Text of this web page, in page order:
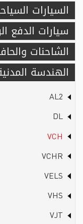
السيارات
سيارات الدفع
الشاحنات
الهندسة
AL2
DL
VCH
VCHR
VELS
VHS
VJT